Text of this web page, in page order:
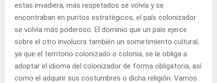
estas invadiera, más respetados se volvía y se
encontraban en puntos estratégicos, el país colonizador
se volvía más poderoso. El dominio que un país ejerce
sobre el otro involucra también un sometimiento cultural,
ya que el territorio colonizado o colonia, se le obliga a
adoptar el idioma del colonizador de forma obligatoria, así
como el adquirir sus costumbres o dicha religión. Vamos